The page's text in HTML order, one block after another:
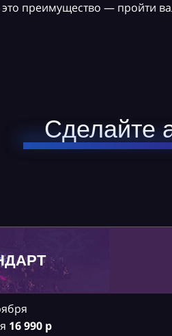
это преимущество — пройти
Сделайте
16990 р